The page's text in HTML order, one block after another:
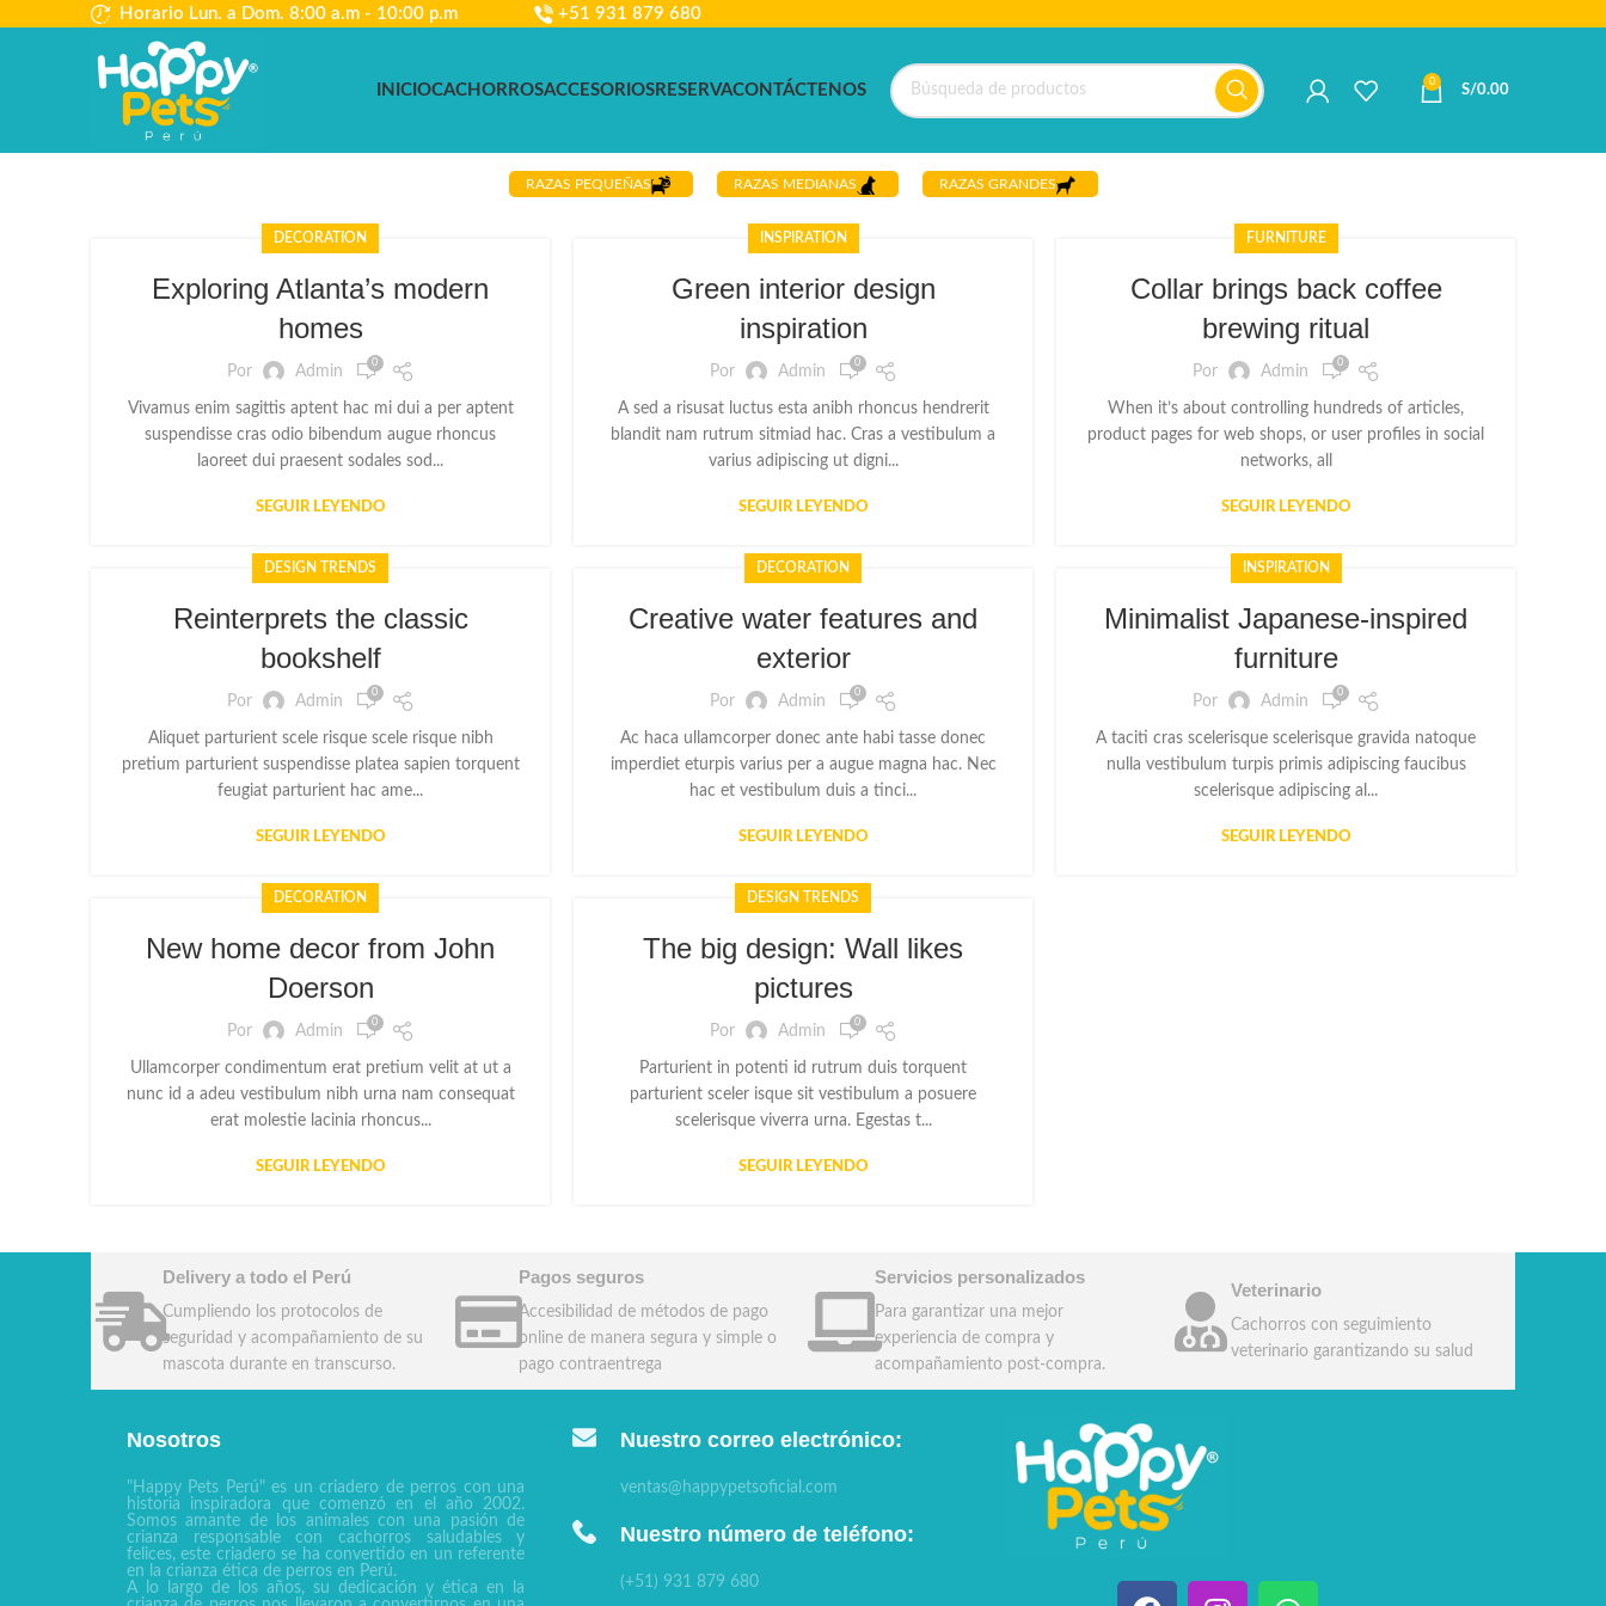
Horario Lun. a Dom. 8:00 a.m - 10:00 p.m +51 931 879 680
INICIOCACHORROSACCESORIOSRESERVACONTÁCTENOS 0
S/0.00
RAZAS PEQUEÑAS RAZAS MEDIANAS RAZAS GRANDES
DECORATION
Exploring Atlanta’s modern
homes
Por Admin 0
Vivamus enim sagittis aptent hac mi dui a per aptent
suspendisse cras odio bibendum augue rhoncus
laoreet dui praesent sodales sod...
SEGUIR LEYENDO
INSPIRATION
Green interior design
inspiration
Por Admin 0
A sed a risusat luctus esta anibh rhoncus hendrerit
blandit nam rutrum sitmiad hac. Cras a vestibulum a
varius adipiscing ut digni...
SEGUIR LEYENDO
FURNITURE
Collar brings back coffee
brewing ritual
Por Admin 0
When it’s about controlling hundreds of articles,
product pages for web shops, or user profiles in social
networks, all
SEGUIR LEYENDO
DESIGN TRENDS
Reinterprets the classic
bookshelf
Por Admin 0
Aliquet parturient scele risque scele risque nibh
pretium parturient suspendisse platea sapien torquent
feugiat parturient hac ame...
SEGUIR LEYENDO
DECORATION
Creative water features and
exterior
Por Admin 0
Ac haca ullamcorper donec ante habi tasse donec
imperdiet eturpis varius per a augue magna hac. Nec
hac et vestibulum duis a tinci...
SEGUIR LEYENDO
INSPIRATION
Minimalist Japanese-inspired
furniture
Por Admin 0
A taciti cras scelerisque scelerisque gravida natoque
nulla vestibulum turpis primis adipiscing faucibus
scelerisque adipiscing al...
SEGUIR LEYENDO
DECORATION
New home decor from John
Doerson
Por Admin 0
Ullamcorper condimentum erat pretium velit at ut a
nunc id a adeu vestibulum nibh urna nam consequat
erat molestie lacinia rhoncus...
SEGUIR LEYENDO
DESIGN TRENDS
The big design: Wall likes
pictures
Por Admin 0
Parturient in potenti id rutrum duis torquent
parturient sceler isque sit vestibulum a posuere
scelerisque viverra urna. Egestas t...
SEGUIR LEYENDO
Delivery a todo el Perú
Cumpliendo los protocolos de
seguridad y acompañamiento de su
mascota durante en transcurso.
Pagos seguros
Accesibilidad de métodos de pago
online de manera segura y simple o
pago contraentrega
Servicios personalizados
Para garantizar una mejor
experiencia de compra y
acompañamiento post-compra.
Veterinario
Cachorros con seguimiento
veterinario garantizando su salud
Nosotros
"Happy Pets Perú" es un criadero de perros con una
historia inspiradora que comenzó en el año 2002.
Somos amante de los animales con una pasión de
crianza responsable con cachorros saludables y
felices, este criadero se ha convertido en un referente
en la crianza ética de perros en Perú.
A lo largo de los años, su dedicación y ética en la
Nuestro correo electrónico:
ventas@happypetsoficial.com
Nuestro número de teléfono:
(+51) 931 879 680